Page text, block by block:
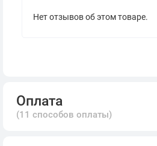
Нет отзывов об этом товаре.
Оплата
(11 способов оплаты)